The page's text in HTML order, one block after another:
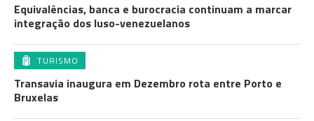
Equivalências, banca e burocracia continuam a marcar
integração dos luso-venezuelanos
TURISMO
Transavia inaugura em Dezembro rota entre Porto e
Bruxelas